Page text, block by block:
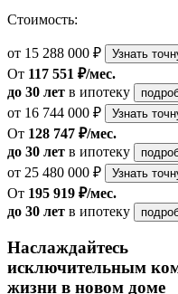
Стоимость:
от 15 288 000 ₽ Узнать
От 117 551 ₽/мес.
до 30 лет в ипотеку
от 16 744 000 ₽ Узнать
От 128 747 ₽/мес.
до 30 лет в ипотеку
от 25 480 000 ₽ Узнать
От 195 919 ₽/мес.
до 30 лет в ипотеку
Наслаждайтесь
исключительным
жизни в новом доме